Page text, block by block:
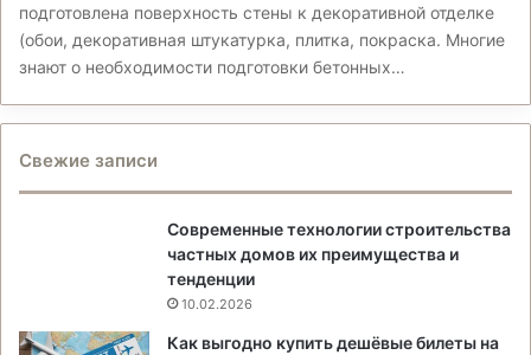
подготовлена поверхность стены к декоративной отделке
(обои, декоративная штукатурка, плитка, покраска. Многие
знают о необходимости подготовки бетонных…
Свежие записи
Современные технологии строительства
частных домов их преимущества и
тенденции
10.02.2026
Как выгодно купить дешёвые билеты на